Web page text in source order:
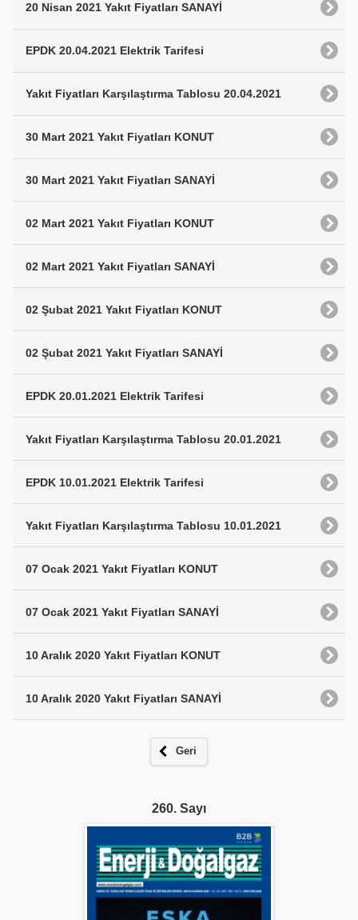
20 Nisan 2021 Yakıt Fiyatları SANAYİ
EPDK 20.04.2021 Elektrik Tarifesi
Yakıt Fiyatları Karşılaştırma Tablosu 20.04.2021
30 Mart 2021 Yakıt Fiyatları KONUT
30 Mart 2021 Yakıt Fiyatları SANAYİ
02 Mart 2021 Yakıt Fiyatları KONUT
02 Mart 2021 Yakıt Fiyatları SANAYİ
02 Şubat 2021 Yakıt Fiyatları KONUT
02 Şubat 2021 Yakıt Fiyatları SANAYİ
EPDK 20.01.2021 Elektrik Tarifesi
Yakıt Fiyatları Karşılaştırma Tablosu 20.01.2021
EPDK 10.01.2021 Elektrik Tarifesi
Yakıt Fiyatları Karşılaştırma Tablosu 10.01.2021
07 Ocak 2021 Yakıt Fiyatları KONUT
07 Ocak 2021 Yakıt Fiyatları SANAYİ
10 Aralık 2020 Yakıt Fiyatları KONUT
10 Aralık 2020 Yakıt Fiyatları SANAYİ
Geri
260. Sayı